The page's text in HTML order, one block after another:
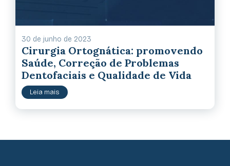
30 de junho de 2023
Cirurgia Ortognática: promovendo
Saúde, Correção de Problemas
Dentofaciais e Qualidade de Vida
Leia mais